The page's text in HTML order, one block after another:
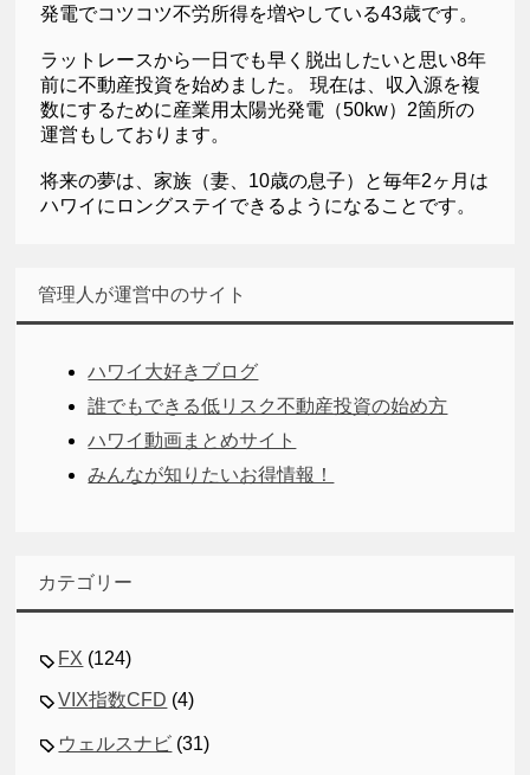
発電でコツコツ不労所得を増やしている43歳です。
ラットレースから一日でも早く脱出したいと思い8年
前に不動産投資を始めました。 現在は、収入源を複
数にするために産業用太陽光発電（50kw）2箇所の
運営もしております。
将来の夢は、家族（妻、10歳の息子）と毎年2ヶ月は
ハワイにロングステイできるようになることです。
管理人が運営中のサイト
ハワイ大好きブログ
誰でもできる低リスク不動産投資の始め方
ハワイ動画まとめサイト
みんなが知りたいお得情報！
カテゴリー
FX (124)
VIX指数CFD (4)
ウェルスナビ (31)